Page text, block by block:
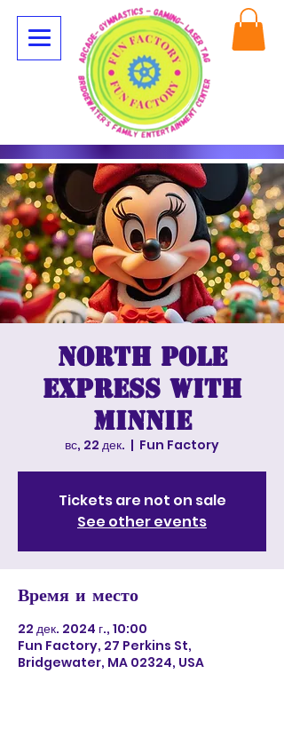
North Pole
Express with
Minnie
вс, 22 дек.
  |
Fun Factory
Tickets are not on sale
See other events
Время и место
22 дек. 2024 г., 10:00
Fun Factory, 27 Perkins St,
Bridgewater, MA 02324, USA